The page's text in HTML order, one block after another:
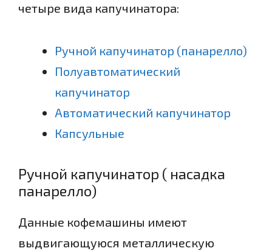
четыре вида капучинатора:
Ручной капучинатор (панарелло)
Полуавтоматический
капучинатор
Автоматический капучинатор
Капсульные
Ручной капучинатор ( насадка
панарелло)
Данные кофемашины имеют
выдвигающуюся металлическую